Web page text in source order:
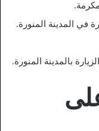
في المدينة المنورة.
بالمدينة المنورة.